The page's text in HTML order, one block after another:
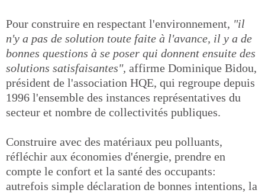
Pour construire en respectant l'environnement, "il
n'y a pas de solution toute faite à l'avance, il y a de
bonnes questions à se poser qui donnent ensuite des
solutions satisfaisantes", affirme Dominique Bidou,
président de l'association HQE, qui regroupe depuis
1996 l'ensemble des instances représentatives du
secteur et nombre de collectivités publiques.
Construire avec des matériaux peu polluants,
réfléchir aux économies d'énergie, prendre en
compte le confort et la santé des occupants:
autrefois simple déclaration de bonnes intentions, la